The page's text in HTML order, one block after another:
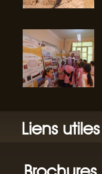
Liens utiles